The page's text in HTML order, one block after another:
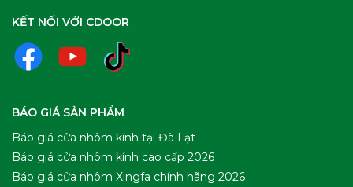
KẾT NỐI VỚI CDOOR
BÁO GIÁ SẢN PHẨM
Báo giá cửa nhôm kính tại Đà Lạt
Báo giá cửa nhôm kính cao cấp 2026
Báo giá cửa nhôm Xingfa chính hãng 2026